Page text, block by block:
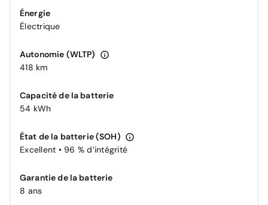
Énergie
Électrique
Autonomie (WLTP)
418 km
Capacité de la batterie
54 kWh
État de la batterie (SOH)
Excellent • 96 % d’intégrité
Garantie de la batterie
8 ans